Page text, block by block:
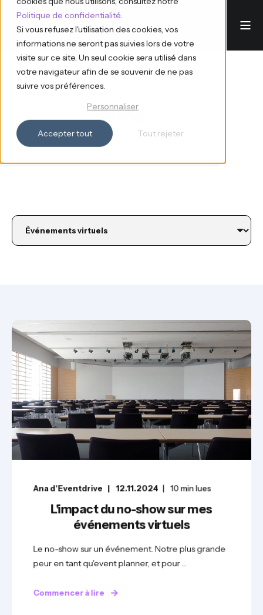
Politique de confidentialité.
Si vous refusez l'utilisation des cookies, vos
informations ne seront pas suivies lors de votre
visite sur ce site. Un seul cookie sera utilisé dans
votre navigateur afin de se souvenir de ne pas
suivre vos préférences.
Personnaliser
Accepter tout Tout rejeter
Blog
Ana d'Eventdrive 12.11.2024 10 min lues
L'impact du no-show sur mes
événements virtuels
Le no-show sur un événement. Notre plus grande
peur en tant qu'event planner, et pour ...
Commencer à lire